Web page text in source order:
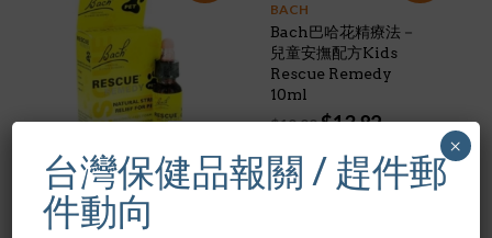
BACH
Bach 巴哈花精療法－
寵物安撫配方 Pets
BACH
Bach巴哈花精療法－
兒童安撫配方Kids
Rescue Remedy
10ml
$19.99Original
was:
$19.99.
$13.82Current
is:
$13.82.
台灣保健品報關 / 趕件郵
件動向
×